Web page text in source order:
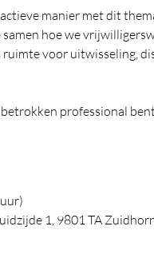
manier met dit
hoe we
voor uitwisseling,
professional
1, 9801 TA